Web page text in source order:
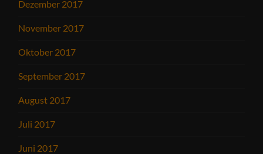
Dezember 2017
November 2017
Oktober 2017
September 2017
August 2017
Juli 2017
Juni 2017